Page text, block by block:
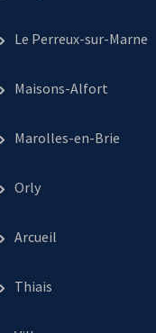
Le Perreux-sur-Marne
Maisons-Alfort
Marolles-en-Brie
Orly
Arcueil
Thiais